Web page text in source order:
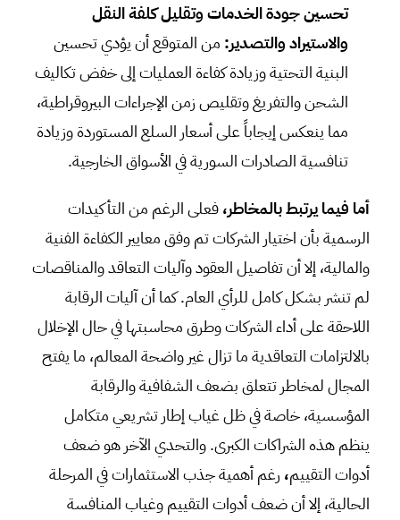
تحسين جودة الخدمات وتقليل كلفة النقل
والاستيراد والتصدير: من المتوقع أن يؤدي تحسين
البنية التحتية وزيادة كفاءة العمليات إلى خفض تكاليف
الشحن والتفريغ وتقليص زمن الإجراءات البيروقراطية،
مما ينعكس إيجاباً على أسعار السلع المستوردة وزيادة
تنافسية الصادرات السورية في الأسواق الخارجية.
أما فيما يرتبط بالمخاطر،فعلى الرغم من التأكيدات
الرسمية بأن اختيار الشركات تم وفق معايير الكفاءة الفنية
والمالية، إلا أن تفاصيل العقود وآليات التعاقد والمناقصات
لم تنشر بشكل كامل للرأي العام. كما أن آليات الرقابة
اللاحقة على أداء الشركات وطرق محاسبتها في حال الإخلال
بالالتزامات التعاقدية ما تزال غير واضحة المعالم، ما يفتح
المجال لمخاطر تتعلق بضعف الشفافية والرقابة
المؤسسية، خاصة في ظل غياب إطار تشريعي متكامل
ينظم هذه الشراكات الكبرى. والتحدي الآخر هو ضعف
أدوات التقييم، رغم أهمية جذب الاستثمارات في المرحلة
الحالية، إلا أن ضعف أدوات التقييم وغياب المنافسة